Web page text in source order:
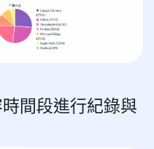
間段進行紀錄與